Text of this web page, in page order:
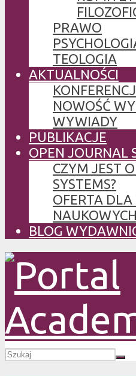
PRAWO
TEOLOGIA
AKTUALNOŚCI
NOWOŚĆ
WYWIADY
PUBLIKACJE
OPEN JOURNAL
CZYM JEST
SYSTEMS?
OFERTA DLA
NAUKOWYCH
BLOG